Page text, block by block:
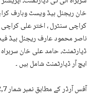
خان ریجنل ہیڈ ویسٹ وہارف
کراچی سنٹرل ، اختر علی
ناصر محمود عارف ریجنل ہیڈ
ڈپارٹمنٹ، حامد علی خان
ایچ آر ڈپارٹمنٹ شامل ہیں ۔